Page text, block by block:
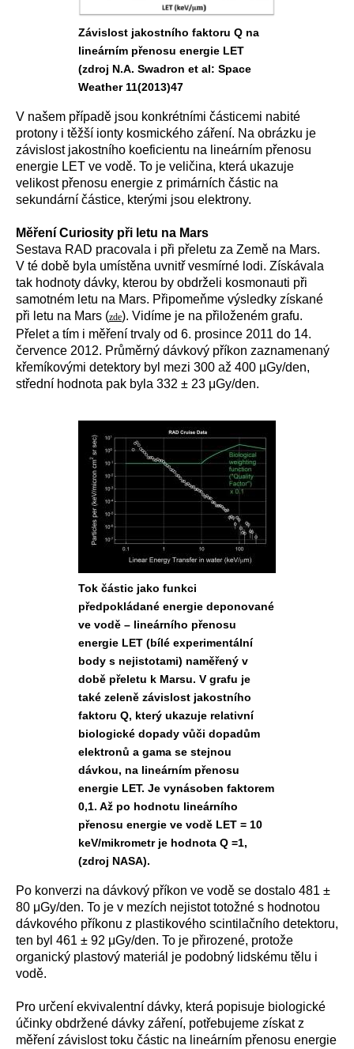
Závislost jakostního faktoru Q na
lineárním přenosu energie LET
(zdroj N.A. Swadron et al: Space
Weather 11(2013)47
V našem případě jsou konkrétními částicemi nabité
protony i těžší ionty kosmického záření. Na obrázku je
závislost jakostního koeficientu na lineárním přenosu
energie LET ve vodě. To je veličina, která ukazuje
velikost přenosu energie z primárních částic na
sekundární částice, kterými jsou elektrony.
Měření Curiosity při letu na Mars
Sestava RAD pracovala i při přeletu za Země na Mars.
V té době byla umístěna uvnitř vesmírné lodi. Získávala
tak hodnoty dávky, kterou by obdrželi kosmonauti při
samotném letu na Mars. Připomeňme výsledky získané
při letu na Mars (zde). Vidíme je na přiloženém grafu.
Přelet a tím i měření trvaly od 6. prosince 2011 do 14.
července 2012. Průměrný dávkový příkon zaznamenaný
křemíkovými detektory byl mezi 300 až 400 µGy/den,
střední hodnota pak byla 332 ± 23 μGy/den.
Tok částic jako funkci
předpokládané energie deponované
ve vodě – lineárního přenosu
energie LET (bílé experimentální
body s nejistotami) naměřený v
době přeletu k Marsu. V grafu je
také zeleně závislost jakostního
faktoru Q, který ukazuje relativní
biologické dopady vůči dopadům
elektronů a gama se stejnou
dávkou, na lineárním přenosu
energie LET. Je vynásoben faktorem
0,1. Až po hodnotu lineárního
přenosu energie ve vodě LET = 10
keV/mikrometr je hodnota Q =1,
(zdroj NASA).
Po konverzi na dávkový příkon ve vodě se dostalo 481 ±
80 μGy/den. To je v mezích nejistot totožné s hodnotou
dávkového příkonu z plastikového scintilačního detektoru,
ten byl 461 ± 92 μGy/den. To je přirozené, protože
organický plastový materiál je podobný lidskému tělu i
vodě.
Pro určení ekvivalentní dávky, která popisuje biologické
účinky obdržené dávky záření, potřebujeme získat z
měření závislost toku částic na lineárním přenosu energie